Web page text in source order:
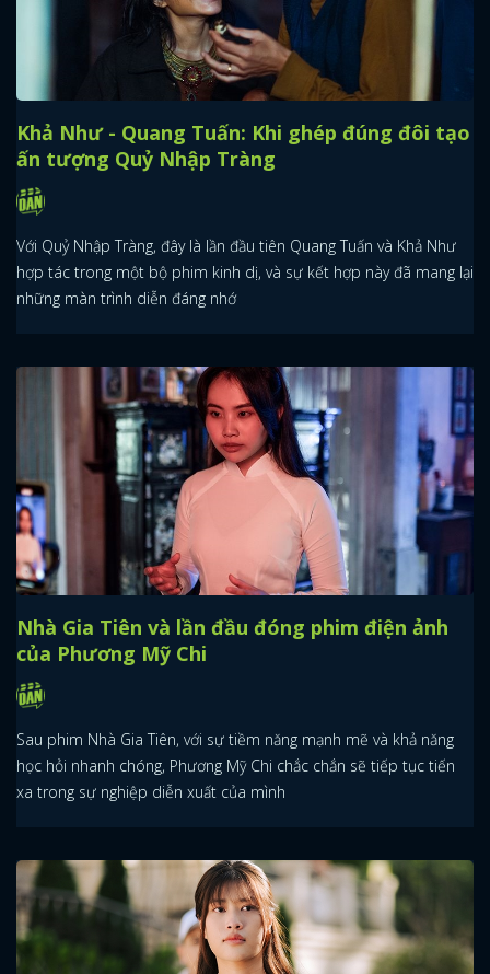
Khả Như - Quang Tuấn: Khi ghép đúng đôi tạo
ấn tượng Quỷ Nhập Tràng
Với Quỷ Nhập Tràng, đây là lần đầu tiên Quang Tuấn và Khả Như
hợp tác trong một bộ phim kinh dị, và sự kết hợp này đã mang lại
những màn trình diễn đáng nhớ
Nhà Gia Tiên và lần đầu đóng phim điện ảnh
của Phương Mỹ Chi
Sau phim Nhà Gia Tiên, với sự tiềm năng mạnh mẽ và khả năng
học hỏi nhanh chóng, Phương Mỹ Chi chắc chắn sẽ tiếp tục tiến
xa trong sự nghiệp diễn xuất của mình